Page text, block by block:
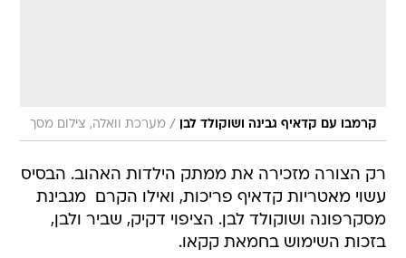
קרמבו עם קדאיף גבינה ושוקולד לבן / מערכת וואלה, צילום מסך
רק הצורה מזכירה את ממתק הילדות האהוב. הבסיס
עשוי מאטריות קדאיף פריכות, ואילו הקרם  מגבינת
מסקרפונה ושוקולד לבן. הציפוי דקיק, שביר ולבן,
בזכות השימוש בחמאת קקאו.